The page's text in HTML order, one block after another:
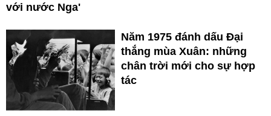
với nước Nga'
Năm 1975 đánh dấu Đại
thắng mùa Xuân: những
chân trời mới cho sự hợp
tác